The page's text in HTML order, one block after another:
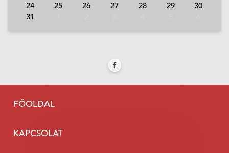
24
25 26 27 28 29
30
31
FŐOLDAL
KAPCSOLAT